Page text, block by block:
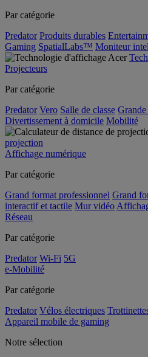
Par catégorie
Predator Produits durables
Gaming SpatialLabs™ Moniteur
Projecteurs
Par catégorie
Predator Vero Salle de classe Grande
Divertissement à domicile Mobilité
projection
Affichage numérique
Par catégorie
Grand format professionnel Grand
interactif et tactile Mur vidéo
Réseau
Par catégorie
Predator Wi-Fi 5G
e-Mobilité
Par catégorie
Predator Vélos électriques
Appareil mobile de gaming
Notre sélection